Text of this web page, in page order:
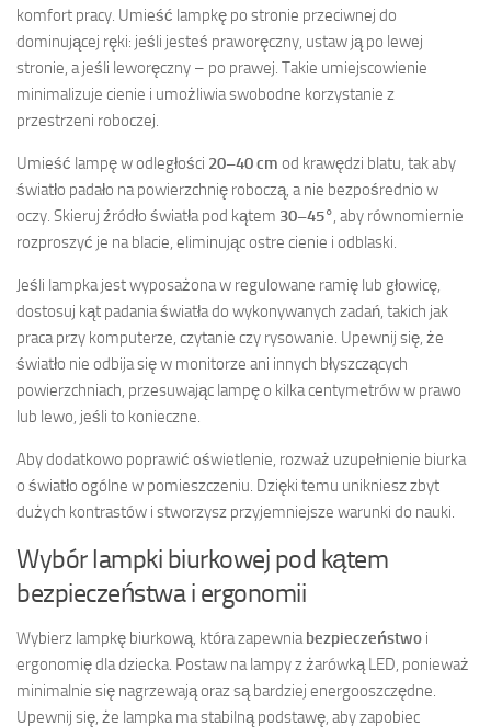
komfort pracy. Umieść lampkę po stronie przeciwnej do
dominującej ręki: jeśli jesteś praworęczny, ustaw ją po lewej
stronie, a jeśli leworęczny – po prawej. Takie umiejscowienie
minimalizuje cienie i umożliwia swobodne korzystanie z
przestrzeni roboczej.
Umieść lampę w odległości 20–40 cm od krawędzi blatu, tak aby
światło padało na powierzchnię roboczą, a nie bezpośrednio w
oczy. Skieruj źródło światła pod kątem 30–45° , aby równomiernie
rozproszyć je na blacie, eliminując ostre cienie i odblaski.
Jeśli lampka jest wyposażona w regulowane ramię lub głowicę,
dostosuj kąt padania światła do wykonywanych zadań, takich jak
praca przy komputerze, czytanie czy rysowanie. Upewnij się, że
światło nie odbija się w monitorze ani innych błyszczących
powierzchniach, przesuwając lampę o kilka centymetrów w prawo
lub lewo, jeśli to konieczne.
Aby dodatkowo poprawić oświetlenie, rozważ uzupełnienie biurka
o światło ogólne w pomieszczeniu. Dzięki temu unikniesz zbyt
dużych kontrastów i stworzysz przyjemniejsze warunki do nauki.
Wybór lampki biurkowej pod kątem
bezpieczeństwa i ergonomii
Wybierz lampkę biurkową, która zapewnia bezpieczeństwo i
ergonomię dla dziecka. Postaw na lampy z żarówką LED, ponieważ
minimalnie się nagrzewają oraz są bardziej energooszczędne.
Upewnij się, że lampka ma stabilną podstawę, aby zapobiec